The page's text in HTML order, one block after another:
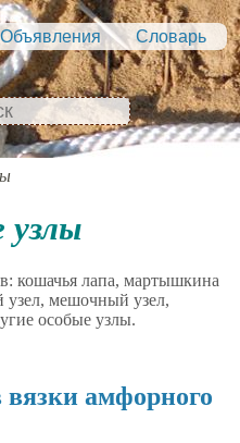
Объявления Словарь
узлы
кошачья лапа, мартышкина
узел, мешочный узел,
особые узлы.
вязки амфорного